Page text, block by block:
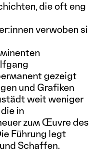
die oft eng
verwoben si
gezeigt
und Grafiken
weit weniger
in
zum Œuvre des
Führung legt
Schaffen.